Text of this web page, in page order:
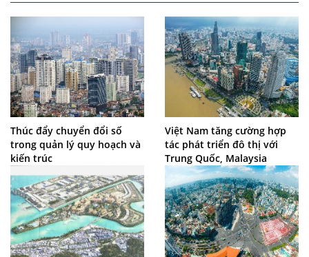
Thúc đẩy chuyển đổi số
trong quản lý quy hoạch và
kiến trúc
Việt Nam tăng cường hợp
tác phát triển đô thị với
Trung Quốc, Malaysia